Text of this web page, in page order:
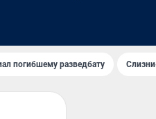
погибшему разведбату